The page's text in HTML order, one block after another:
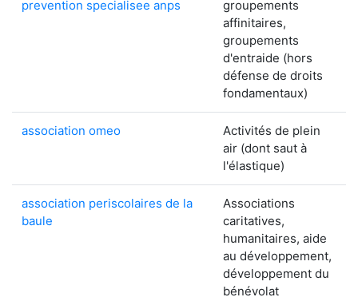
prevention specialisee anps
groupements
affinitaires,
groupements
d'entraide (hors
défense de droits
fondamentaux)
association omeo
Activités de plein
air (dont saut à
l'élastique)
association periscolaires de la
baule
Associations
caritatives,
humanitaires, aide
au développement,
développement du
bénévolat